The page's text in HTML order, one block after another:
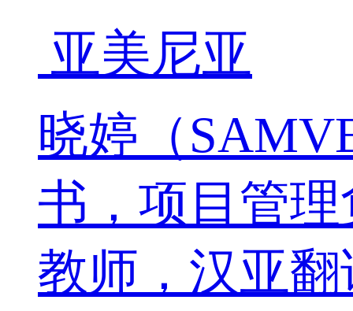
亚美尼亚
晓婷（
书，项目管
教师，汉亚